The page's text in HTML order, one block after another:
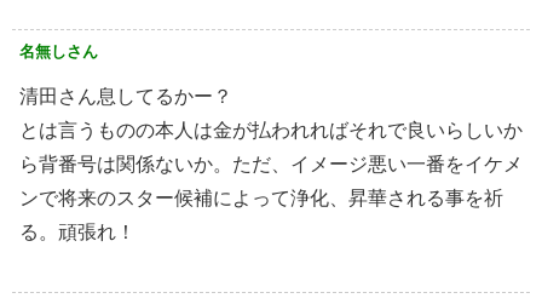
名無しさん
清田さん息してるかー？
とは言うものの本人は金が払われればそれで良いらしいか
ら背番号は関係ないか。ただ、イメージ悪い一番をイケメ
ンで将来のスター候補によって浄化、昇華される事を祈
る。頑張れ！